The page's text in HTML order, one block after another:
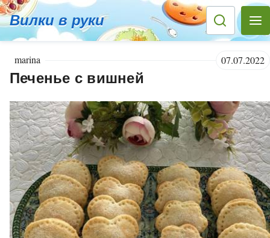
Вилки в руки
marina 07.07.2022
Печенье с вишней